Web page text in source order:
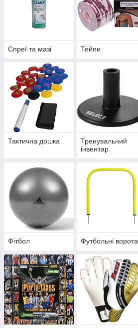
Спреї та мазі Тейпи
Тактична дошка
Тренувальний
інвентар
Фітбол Футбольні ворота